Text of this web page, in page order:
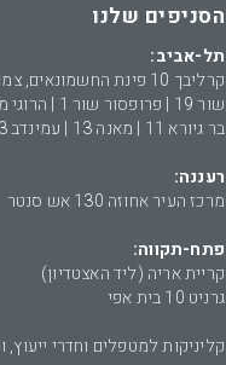
הסניפים שלנו
תל-אביב:
בר גיורא 11 | מאנה 13 | עמינדב 23
רעננה:
מרכז העיר אחוזה 130 אש סנטר
פתח-תקווה:
קריית אריה (ליד האצטדיון)
גרניט 10 בית אפי
קליניקות למטפלים וחדרי